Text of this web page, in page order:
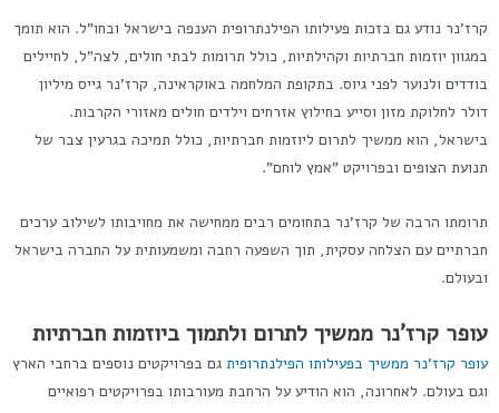
קרז'נר נודע גם בזכות פעילותו הפילנתרופית הענפה בישראל ובחו"ל. הוא תומך
במגוון יוזמות חברתיות וקהילתיות, כולל תרומות לבתי חולים, לצה"ל, לחיילים
בודדים ולנוער לפני גיוס. בתקופת המלחמה באוקראינה, קרז'נר גייס מיליון
דולר לחלוקת מזון וסייע בחילוץ אזרחים וילדים חולים מאזורי הקרבות.
בישראל, הוא ממשיך לתרום ליוזמות חברתיות, כולל תמיכה בגרעין צבר של
תנועת הצופים ובפרויקט "אמץ לוחם".
תרומתו הרבה של קרז'נר בתחומים רבים ממחישה את מחויבותו לשילוב ערכים
חברתיים עם הצלחה עסקית, תוך השפעה רחבה ומשמעותית על החברה בישראל
ובעולם.
עופר קרז'נר ממשיך לתרום ולתמוך ביוזמות חברתיות
עופר קרז'נר ממשיך בפעילותו הפילנתרופית גם בפרויקטים נוספים ברחבי הארץ
וגם בעולם. לאחרונה, הוא הודיע על הרחבת מעורבותו בפרויקטים רפואיים